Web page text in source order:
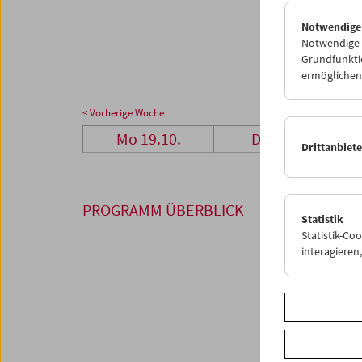
02
< Vorherige Woche
Mo 19.10. Di 20.10.
PROGRAMM ÜBERBLICK
Notwendige
Statistik
Statistik-